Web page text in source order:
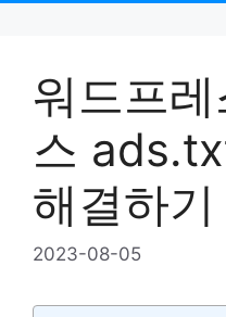
워드프
스
해결하기
2023-08-05